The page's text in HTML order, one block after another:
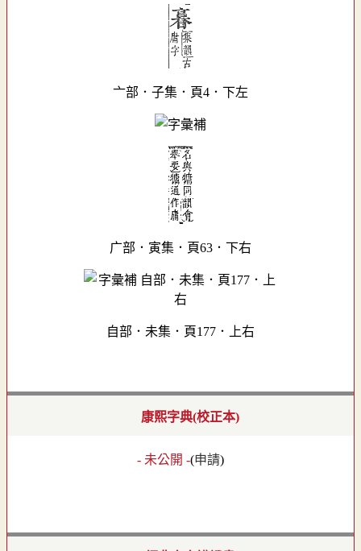
亠部．子集．頁4．下左
广部．寅集．頁63．下右
自部．未集．頁177．上右
康熙字典(校正本)
- 未公開 -(申請)